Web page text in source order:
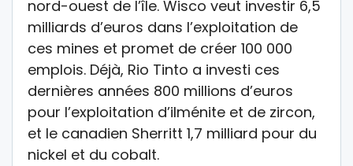
nord-ouest de l’île. Wisco veut investir 6,5
milliards d’euros dans l’exploitation de
ces mines et promet de créer 100 000
emplois. Déjà, Rio Tinto a investi ces
dernières années 800 millions d’euros
pour l’exploitation d’ilménite et de zircon,
et le canadien Sherritt 1,7 milliard pour du
nickel et du cobalt.